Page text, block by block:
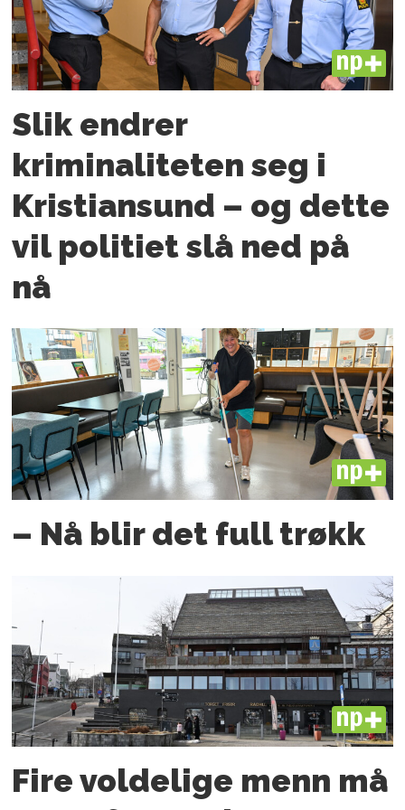
PLUS
Slik endrer
kriminaliteten seg i
Kristiansund – og dette
vil politiet slå ned på
nå
PLUS
– Nå blir det full trøkk
PLUS
Fire voldelige menn må